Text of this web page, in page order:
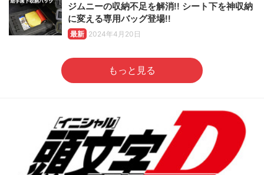
ジムニーの収納不足を解消!! シート下を神収納
に変える専用バッグ登場!!
最新 2024年4月20日
もっと見る